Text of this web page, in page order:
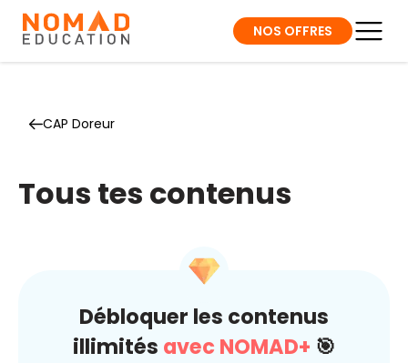
NOS OFFRES
CAP Doreur
Tous tes contenus
Débloquer les contenus
illimités avec NOMAD+ 🎯